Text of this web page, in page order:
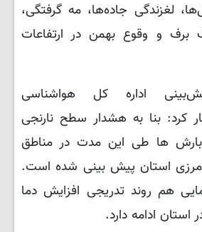
لغزندگی جاده‌ها، مه گرفتگی،
برف و وقوع بهمن در ارتفاعات
اداره کل هواشناسی
کرد: بنا به هشدار سطح نارنجی
ها طی این مدت در مناطق
مرزی استان پیش بینی شده است.
هم روند تدریجی افزایش دما
استان ادامه دارد.